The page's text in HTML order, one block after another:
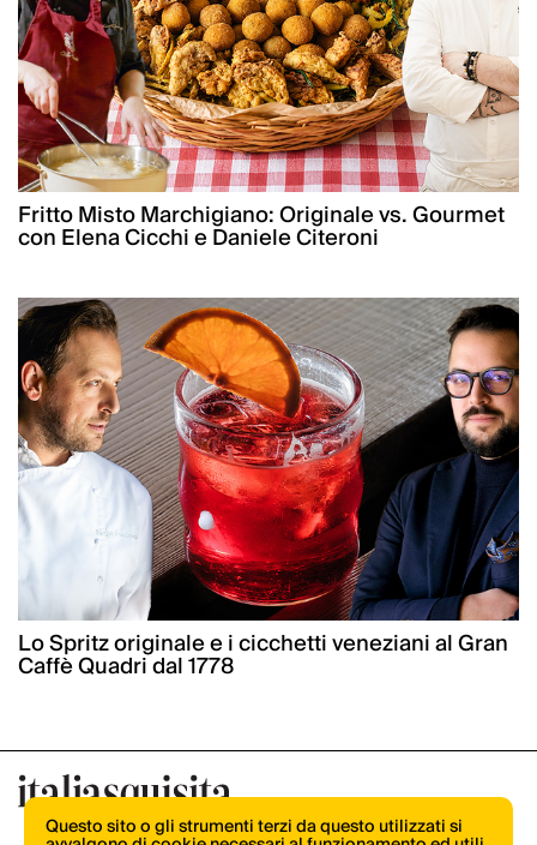
Fritto Misto Marchigiano: Originale vs. Gourmet
con Elena Cicchi e Daniele Citeroni
Lo Spritz originale e i cicchetti veneziani al Gran
Caffè Quadri dal 1778
Questo sito o gli strumenti terzi da questo utilizzati si